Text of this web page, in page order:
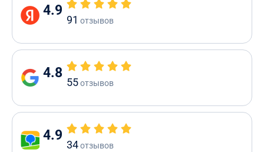
4.9
91 отзывов
4.8
55отзывов
4.9
34отзывов